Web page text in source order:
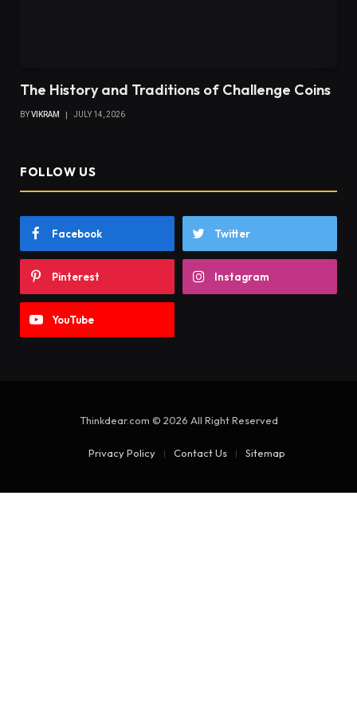
The History and Traditions of Challenge Coins
BYVIKRAM JULY 14, 2026
FOLLOW US
Facebook Twitter
Pinterest Instagram
YouTube
Thinkdear.com © 2026 All Right Reserved
Privacy Policy Contact Us Sitemap